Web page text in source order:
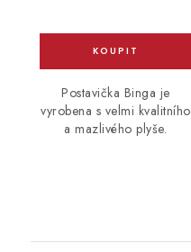
Postavička Binga je
vyrobena s velmi kvalitního
a mazlivého plyše.